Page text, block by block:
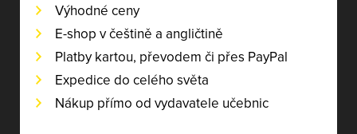
Výhodné ceny
E-shop v češtině a angličtině
Platby kartou, převodem či přes PayPal
Expedice do celého světa
Nákup přímo od vydavatele učebnic